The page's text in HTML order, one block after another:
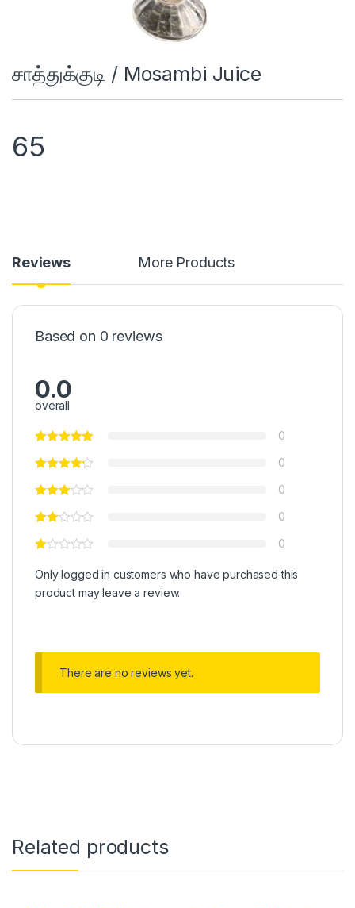
சாத்துக்குடி / Mosambi Juice
65
Reviews More Products
Based on 0 reviews
0.0
overall
0
0
0
0
0
Only logged in customers who have purchased this
product may leave a review.
There are no reviews yet.
Related products